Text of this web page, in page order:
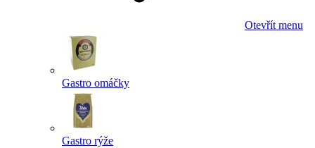
Otevřít menu
Gastro omáčky
Gastro rýže